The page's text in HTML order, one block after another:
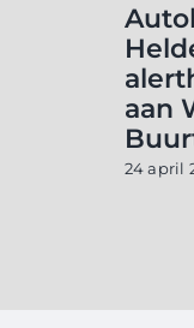
aan
24 april